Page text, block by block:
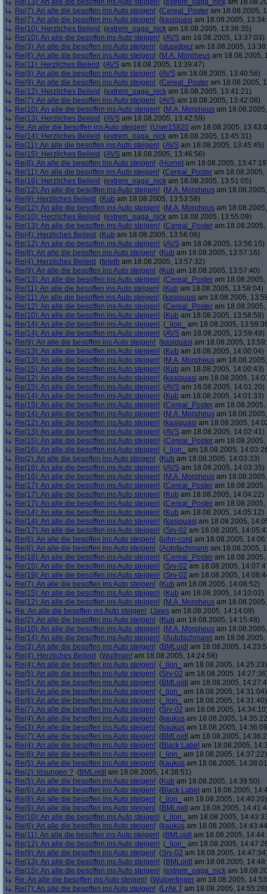
Re(13): An alle die besoffen ins Auto steigen! (extrem_oaga_nick am
Re(7): An alle die besoffen ins Auto steigen! (Cereal_Poster am 18.08.2005,
Re(7): An alle die besoffen ins Auto steigen! (kasiquasi am 18.08.2005,
Re(10): Herzliches Beileid (extrem_oaga_nick am 18.08.2005, 13:36:35)
Re(10): An alle die besoffen ins Auto steigen! (AVS am 18.08.2005, 13:37:03)
Re(3): An alle die besoffen ins Auto steigen! (stupidpez am 18.08.2005,
Re(8): An alle die besoffen ins Auto steigen! (M.A. Morpheus am 18.08.2005,
Re(11): Herzliches Beileid (AVS am 18.08.2005, 13:39:47)
Re(9): An alle die besoffen ins Auto steigen! (AVS am 18.08.2005, 13:40:56)
Re(9): An alle die besoffen ins Auto steigen! (Cereal_Poster am 18.08.2005,
Re(12): Herzliches Beileid (extrem_oaga_nick am 18.08.2005, 13:41:21)
Re(7): An alle die besoffen ins Auto steigen! (AVS am 18.08.2005, 13:42:08)
Re(10): An alle die besoffen ins Auto steigen! (M.A. Morpheus am
Re(13): Herzliches Beileid (AVS am 18.08.2005, 13:42:59)
Re: An alle die besoffen ins Auto steigen! (User15820 am 18.08.2005,
Re(14): Herzliches Beileid (extrem_oaga_nick am 18.08.2005, 13:45:31)
Re(11): An alle die besoffen ins Auto steigen! (AVS am 18.08.2005, 13:45:45)
Re(15): Herzliches Beileid (AVS am 18.08.2005, 13:46:56)
Re(8): An alle die besoffen ins Auto steigen! (Hornet am 18.08.2005,
Re(11): An alle die besoffen ins Auto steigen! (Cereal_Poster am 18.08.2005,
Re(16): Herzliches Beileid (extrem_oaga_nick am 18.08.2005, 13:51:05)
Re(12): An alle die besoffen ins Auto steigen! (M.A. Morpheus am
Re(9): Herzliches Beileid (Kub am 18.08.2005, 13:53:58)
Re(12): An alle die besoffen ins Auto steigen! (M.A. Morpheus am
Re(10): Herzliches Beileid (extrem_oaga_nick am 18.08.2005, 13:55:09)
Re(13): An alle die besoffen ins Auto steigen! (Cereal_Poster am
Re(4): Herzliches Beileid (Kub am 18.08.2005, 13:56:06)
Re(12): An alle die besoffen ins Auto steigen! (AVS am 18.08.2005, 13:56:15)
Re(8): An alle die besoffen ins Auto steigen! (Kub am 18.08.2005, 13:57:16)
Re(4): Herzliches Beileid (teleth am 18.08.2005, 13:57:32)
Re(9): An alle die besoffen ins Auto steigen! (Kub am 18.08.2005, 13:57:40)
Re(13): An alle die besoffen ins Auto steigen! (Cereal_Poster am
Re(11): An alle die besoffen ins Auto steigen! (Kub am 18.08.2005, 13:58:04)
Re(11): An alle die besoffen ins Auto steigen! (kasiquasi am 18.08.2005,
Re(12): An alle die besoffen ins Auto steigen! (Cereal_Poster am
Re(10): An alle die besoffen ins Auto steigen! (Kub am 18.08.2005, 13:58:58)
Re(14): An alle die besoffen ins Auto steigen! ( _lion_
am 18.08.2005,
Re(14): An alle die besoffen ins Auto steigen! (AVS am 18.08.2005, 13:59:49)
Re(9): An alle die besoffen ins Auto steigen! (kasiquasi am 18.08.2005,
Re(13): An alle die besoffen ins Auto steigen! (Kub am 18.08.2005, 14:00:04)
Re(13): An alle die besoffen ins Auto steigen! (M.A. Morpheus am
Re(15): An alle die besoffen ins Auto steigen! (Kub am 18.08.2005, 14:00:43)
Re(12): An alle die besoffen ins Auto steigen! (kasiquasi am 18.08.2005,
Re(15): An alle die besoffen ins Auto steigen! (AVS am 18.08.2005, 14:01:20)
Re(14): An alle die besoffen ins Auto steigen! (Kub am 18.08.2005, 14:01:33)
Re(15): An alle die besoffen ins Auto steigen! (Cereal_Poster am
Re(14): An alle die besoffen ins Auto steigen! (M.A. Morpheus am
Re(12): An alle die besoffen ins Auto steigen! (kasiquasi am 18.08.2005,
Re(13): An alle die besoffen ins Auto steigen! (AVS am 18.08.2005, 14:02:41)
Re(15): An alle die besoffen ins Auto steigen! (Cereal_Poster am
Re(16): An alle die besoffen ins Auto steigen! ( _lion_
am 18.08.2005,
Re(2): An alle die besoffen ins Auto steigen! (Kub am 18.08.2005, 14:03:33)
Re(16): An alle die besoffen ins Auto steigen! (AVS am 18.08.2005, 14:03:35)
Re(16): An alle die besoffen ins Auto steigen! (M.A. Morpheus am
Re(17): An alle die besoffen ins Auto steigen! (Cereal_Poster am
Re(17): An alle die besoffen ins Auto steigen! (Kub am 18.08.2005, 14:04:22)
Re(17): An alle die besoffen ins Auto steigen! (Cereal_Poster am
Re(14): An alle die besoffen ins Auto steigen! (Kub am 18.08.2005, 14:05:12)
Re(14): An alle die besoffen ins Auto steigen! (kasiquasi am 18.08.2005,
Re(17): An alle die besoffen ins Auto steigen! (Srv-02 am 18.08.2005,
Re(6): An alle die besoffen ins Auto steigen! (john-cord am 18.08.2005,
Re(8): An alle die besoffen ins Auto steigen! (Autofachmann am 18.08.2005,
Re(18): An alle die besoffen ins Auto steigen! (Cereal_Poster am
Re(15): An alle die besoffen ins Auto steigen! (Srv-02 am 18.08.2005,
Re(19): An alle die besoffen ins Auto steigen! (Srv-02 am 18.08.2005,
Re(7): An alle die besoffen ins Auto steigen! (Kub am 18.08.2005, 14:08:52)
Re(15): An alle die besoffen ins Auto steigen! (Kub am 18.08.2005, 14:10:02)
Re(12): An alle die besoffen ins Auto steigen! (M.A. Morpheus am
Re: An alle die besoffen ins Auto steigen! (Jaws am 18.08.2005, 14:14:09)
Re(2): An alle die besoffen ins Auto steigen! (Kub am 18.08.2005, 14:15:48)
Re(10): An alle die besoffen ins Auto steigen! (M.A. Morpheus am
Re(14): An alle die besoffen ins Auto steigen! (Autofachmann am
Re(3): An alle die besoffen ins Auto steigen! (BMLoidl am 18.08.2005,
Re(4): Herzliches Beileid (Wulfman! am 18.08.2005, 14:24:58)
Re(4): An alle die besoffen ins Auto steigen! ( _lion_
am 18.08.2005, 14:25:23)
Re(5): An alle die besoffen ins Auto steigen! (Srv-02 am 18.08.2005,
Re(5): An alle die besoffen ins Auto steigen! (BMLoidl am 18.08.2005,
Re(6): An alle die besoffen ins Auto steigen! ( _lion_
am 18.08.2005, 14:31:04)
Re(6): An alle die besoffen ins Auto steigen! ( _lion_
am 18.08.2005, 14:31:40)
Re(7): An alle die besoffen ins Auto steigen! (Srv-02 am 18.08.2005,
Re(4): An alle die besoffen ins Auto steigen! (kaukus am 18.08.2005,
Re(3): An alle die besoffen ins Auto steigen! (kaukus am 18.08.2005,
Re(7): An alle die besoffen ins Auto steigen! (BMLoidl am 18.08.2005,
Re(4): An alle die besoffen ins Auto steigen! (Black Label am 18.08.2005,
Re(8): An alle die besoffen ins Auto steigen! ( _lion_
am 18.08.2005, 14:37:22)
Re(5): An alle die besoffen ins Auto steigen! (kaukus am 18.08.2005,
Re(2): lösungen ? (BMLoidl am 18.08.2005, 14:38:51)
Re(5): An alle die besoffen ins Auto steigen! (Kub am 18.08.2005, 14:39:50)
Re(6): An alle die besoffen ins Auto steigen! (Black Label am 18.08.2005,
Re(8): An alle die besoffen ins Auto steigen! ( _lion_
am 18.08.2005, 14:40:20)
Re(9): An alle die besoffen ins Auto steigen! (BMLoidl am 18.08.2005,
Re(10): An alle die besoffen ins Auto steigen! ( _lion_
am 18.08.2005,
Re(6): An alle die besoffen ins Auto steigen! (kaukus am 18.08.2005,
Re(11): An alle die besoffen ins Auto steigen! (BMLoidl am 18.08.2005,
Re(12): An alle die besoffen ins Auto steigen! ( _lion_
am 18.08.2005,
Re(9): An alle die besoffen ins Auto steigen! (Srv-02 am 18.08.2005,
Re(13): An alle die besoffen ins Auto steigen! (BMLoidl am 18.08.2005,
Re(15): An alle die besoffen ins Auto steigen! (extrem_oaga_nick am
Re: An alle die besoffen ins Auto steigen! (Wulpertinger am 18.08.2005,
Re(7): An alle die besoffen ins Auto steigen! (LrAk.T am 18.08.2005, 14:55:28)